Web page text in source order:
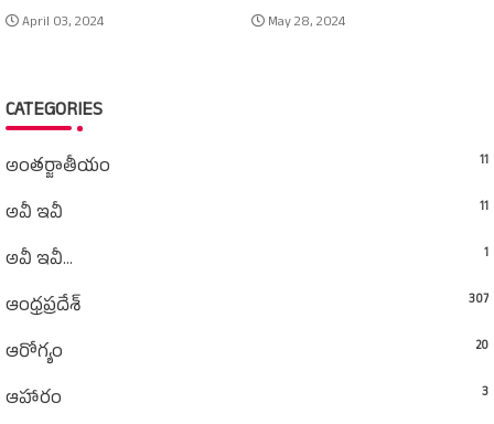
April 03, 2024 May 28, 2024
CATEGORIES
అంతర్జాతీయం 11
అవీ ఇవీ 11
అవీ ఇవీ... 1
ఆంధ్రప్రదేశ్‌ 307
ఆరోగ్యం 20
ఆహారం 3